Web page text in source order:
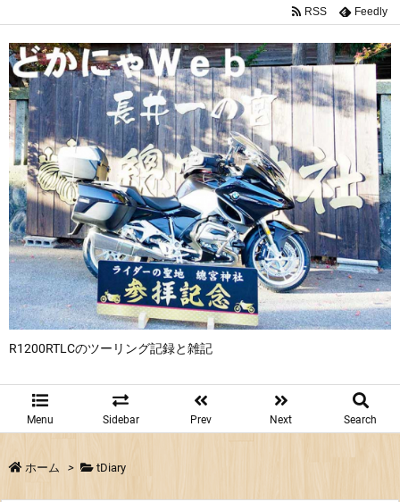
R1200RTLCのツーリング記録と雑記
Menu Sidebar Prev Next Search
RSS Feedly
ホーム > tDiary